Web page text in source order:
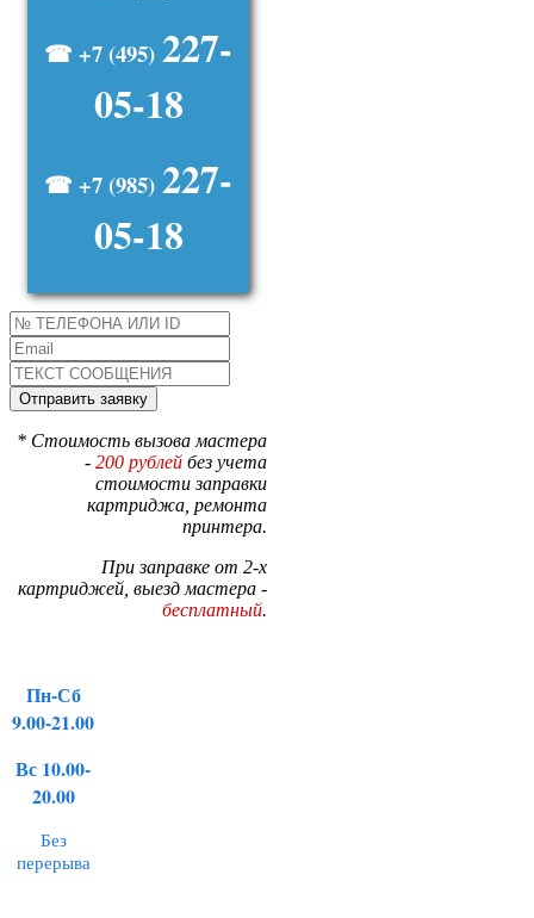
☎ +7 (495) 227-
05-18
☎ +7 (985) 227-
05-18
* Стоимость вызова мастера
- 200 рублей без учета
стоимости заправки
картриджа, ремонта
принтера.
При заправке от 2-х
картриджей, выезд мастера -
бесплатный.
Пн-Сб
9.00-21.00
Вс 10.00-
20.00
Без
перерыва